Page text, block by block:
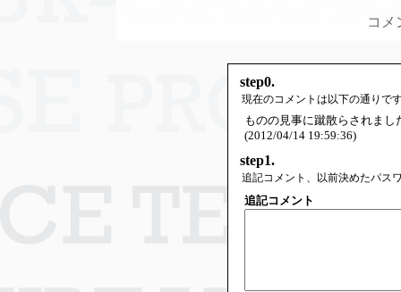
コメ
step0.
現在のコメントは以下の通りで
ものの見事に蹴散らされま
(2012/04/14 19:59:36)
step1.
追記コメント、以前決めたパス
追記コメント